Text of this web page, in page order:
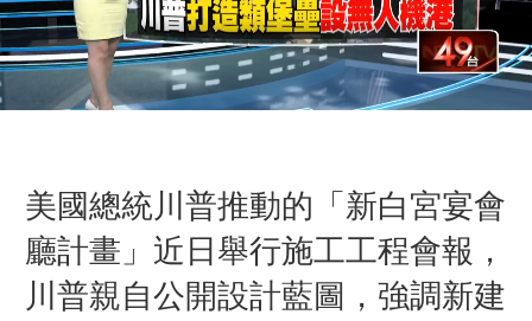
美國總統川普推動的「新白宮宴會
廳計畫」近日舉行施工工程會報，
川普親自公開設計藍圖，強調新建